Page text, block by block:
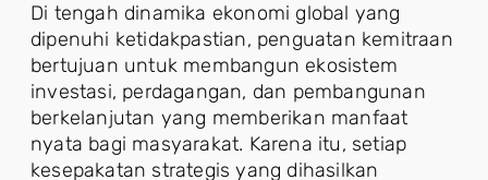
Di tengah dinamika ekonomi global yang
dipenuhi ketidakpastian, penguatan kemitraan
bertujuan untuk membangun ekosistem
investasi, perdagangan, dan pembangunan
berkelanjutan yang memberikan manfaat
nyata bagi masyarakat. Karena itu, setiap
kesepakatan strategis yang dihasilkan